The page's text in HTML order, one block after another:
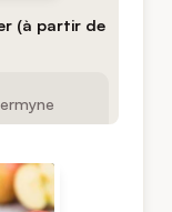
(à partir de